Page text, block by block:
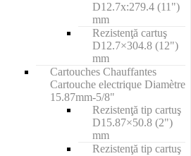
D12.7x:279.4 (11")
mm
Rezistenţă cartuş
D12.7×304.8 (12")
mm
Cartouches Chauffantes
Cartouche electrique Diamètre
15.87mm-5/8"
Rezistenţă tip cartuş
D15.87×50.8 (2")
mm
Rezistenţă tip cartuş